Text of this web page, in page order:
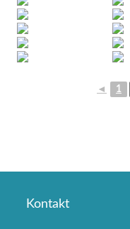
◄ 1
Kontakt